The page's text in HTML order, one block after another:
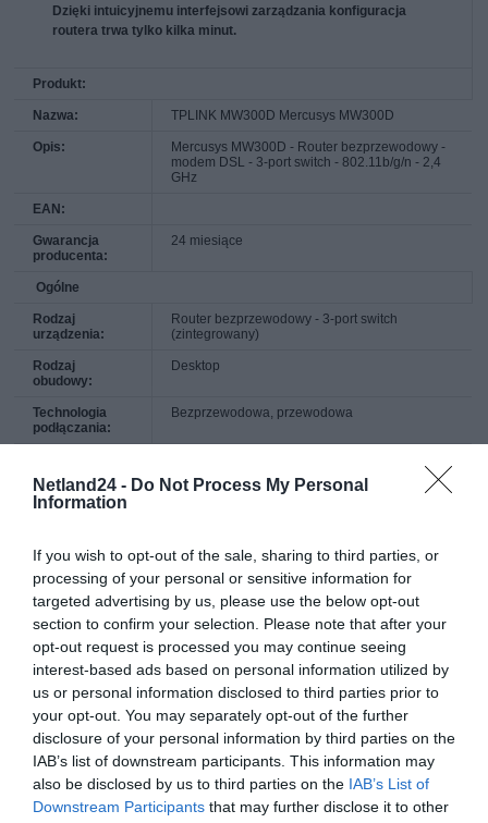
Netland24 - Do Not Process My Personal
Information
If you wish to opt-out of the sale, sharing to third parties, or
processing of your personal or sensitive information for
targeted advertising by us, please use the below opt-out
section to confirm your selection. Please note that after your
opt-out request is processed you may continue seeing
interest-based ads based on personal information utilized by
us or personal information disclosed to third parties prior to
your opt-out. You may separately opt-out of the further
disclosure of your personal information by third parties on the
IAB’s list of downstream participants. This information may
also be disclosed by us to third parties on the IAB’s List of
Downstream Participants that may further disclose it to other
Dzięki intuicyjnemu interfejsowi zarządzania konfiguracja
routera trwa tylko kilka minut.
Produkt:
Nazwa: TPLINK MW300D Mercusys MW300D
Opis:
Mercusys MW300D - Router bezprzewodowy -
modem DSL - 3-port switch - 802.11b/g/n - 2,4
GHz
EAN:
Gwarancja
producenta:
24 miesiące
Ogólne
Rodzaj
urządzenia:
Router bezprzewodowy - 3-port switch
(zintegrowany)
Rodzaj
obudowy:
Desktop
Technologia
podłączania:
Bezprzewodowa, przewodowa
danych:
Szybkość
transmisji
danych:
Protokół
warstwy Sieci /
Transportu:
DHCP
Algorytm
WPA-PSK, WPA2-PSK
Cechy: Serwer DHCP, reset button, przycisk WPS
Zgodność z
normami:
IEEE 802.11b, IEEE 802.11g, IEEE 802.11n
Komunikacja